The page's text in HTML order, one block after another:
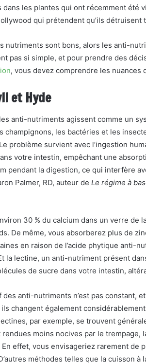
les plantes qui ont récemment été
qui prétendent qu’ils
nutriments sont bons, alors les anti-
pas si simple, et pour prendre des
, vous devez comprendre les nuances
et Hyde
anti-nutriments agissent comme un
champignons, les bactéries et les
problème survient avec l’ingestion
votre intestin, empêchant une
pendant la digestion, ce qui interfère
Palmer, RD, auteur de Le régime à
30 % du calcium dans un verre de
De même, vous absorberez plus de
en raison de l’acide phytique anti-
la lectine, un anti-nutriment présent
de sucre dans votre intestin,
des anti-nutriments n’est pas constant,
ils changent également
par exemple, se trouvent
moins nocives par le trempage,
effet, vous envisageriez rarement de
méthodes telles que la cuisson à